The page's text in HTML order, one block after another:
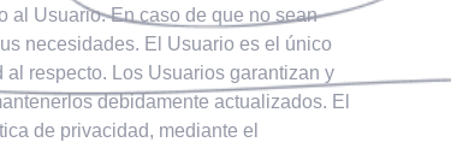
al Usuario. En caso de que no sean
necesidades. El Usuario es el único
respecto. Los Usuarios garantizan y
debidamente actualizados. El
de privacidad, mediante el